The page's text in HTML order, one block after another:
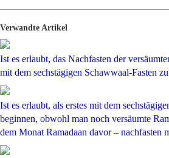
Verwandte Artikel
Ist es erlaubt, das Nachfasten der
mit dem sechstägigen Schawwaal-Fasten
Ist es erlaubt, als erstes mit dem
beginnen, obwohl man noch versäumte
dem Monat Ramadaan davor – nachfasten